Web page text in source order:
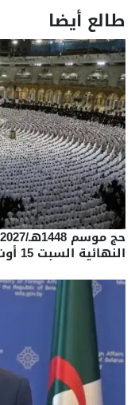
طالع أيضا
النهائية السبت 15 أوت